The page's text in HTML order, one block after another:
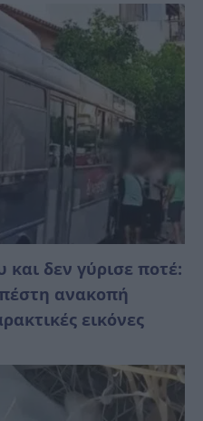
και δεν γύρισε ποτέ:
ανακοπή
εικόνες